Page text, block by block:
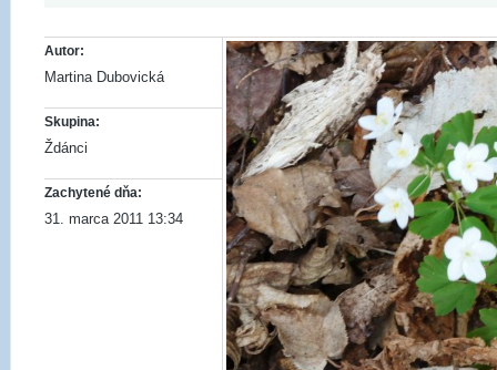
Autor:
Martina Dubovická
Skupina:
Ždánci
Zachytené dňa:
31. marca 2011 13:34